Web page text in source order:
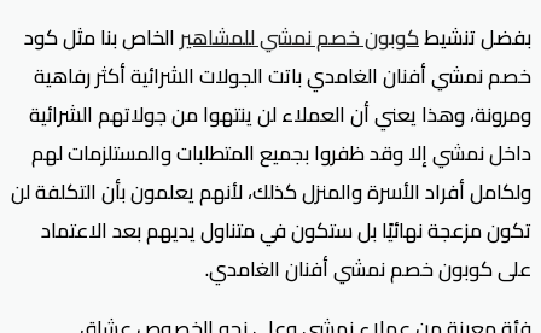
بفضل تنشيطكوبون خصم نمشي للمشاهيرالخاص بنا مثل كود
خصم نمشي أفنان الغامدي باتت الجولات الشرائية أكثر رفاهية
ومرونة، وهذا يعني أن العملاء لن ينتهوا من جولاتهم الشرائية
داخل نمشي إلا وقد ظفروا بجميع المتطلبات والمستلزمات لهم
ولكامل أفراد الأسرة والمنزل كذلك، لأنهم يعلمون بأن التكلفة لن
تكون مزعجة نهائيًا بل ستكون في متناول يديهم بعد الاعتماد
على كوبون خصم نمشي أفنان الغامدي.